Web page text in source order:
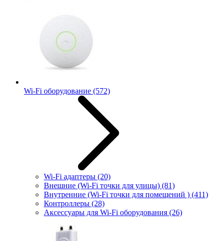
Wi-Fi оборудование (572)
Wi-Fi адаптеры (20)
Внешние (Wi-Fi точки для улицы) (81)
Внутренние (Wi-Fi точки для помещений ) (411)
Контроллеры (28)
Аксессуары для Wi-Fi оборудования (26)